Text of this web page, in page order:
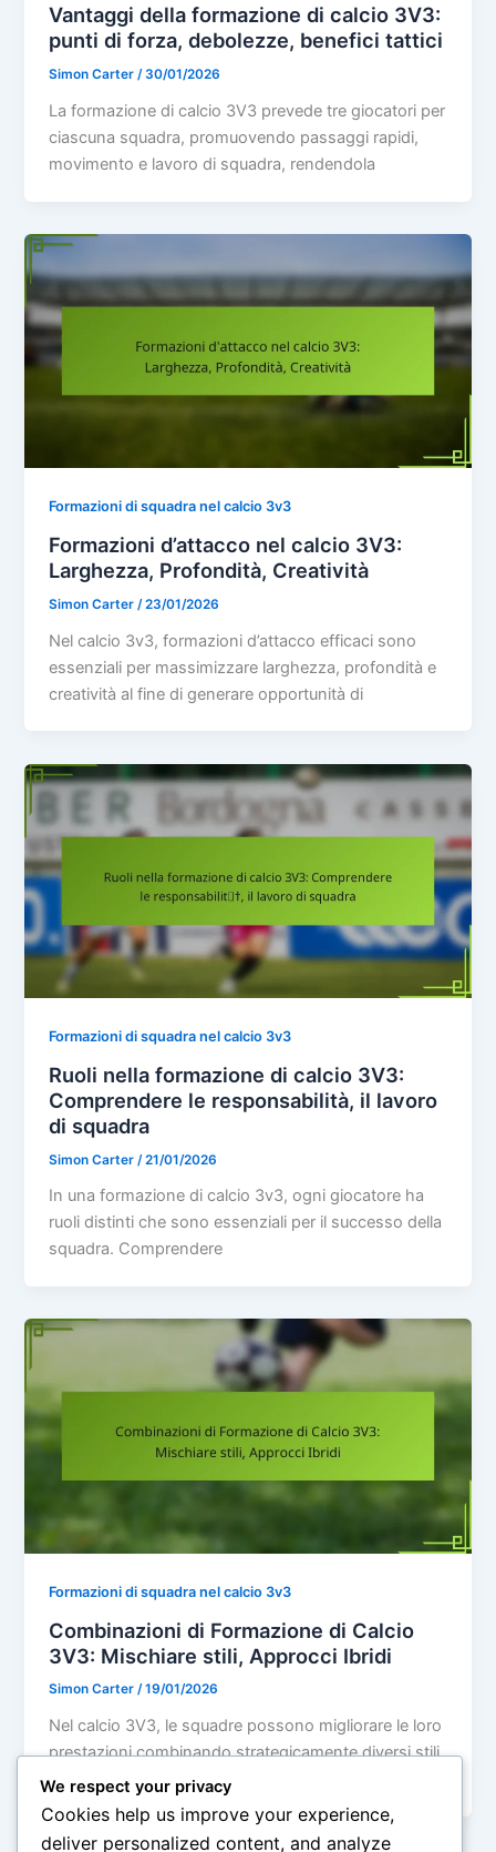
Vantaggi della formazione di calcio 3V3:
punti di forza, debolezze, benefici tattici
Simon Carter/30/01/2026
La formazione di calcio 3V3 prevede tre giocatori per
ciascuna squadra, promuovendo passaggi rapidi,
movimento e lavoro di squadra, rendendola
Formazioni di squadra nel calcio 3v3
Formazioni d’attacco nel calcio 3V3:
Larghezza, Profondità, Creatività
Simon Carter /23/01/2026
Nel calcio 3v3, formazioni d’attacco efficaci sono
essenziali per massimizzare larghezza, profondità e
creatività al fine di generare opportunità di
Formazioni di squadra nel calcio 3v3
Ruoli nella formazione di calcio 3V3:
Comprendere le responsabilità, il lavoro
di squadra
Simon Carter /21/01/2026
In una formazione di calcio 3v3, ogni giocatore ha
ruoli distinti che sono essenziali per il successo della
squadra. Comprendere
Formazioni di squadra nel calcio 3v3
Combinazioni di Formazione di Calcio
3V3: Mischiare stili, Approcci Ibridi
Simon Carter/19/01/2026
Nel calcio 3V3, le squadre possono migliorare le loro
prestazioni combinando strategicamente diversi stili
di formazione per adattarsi ai propri
We respect your privacy
Cookies help us improve your experience,
deliver personalized content, and analyze